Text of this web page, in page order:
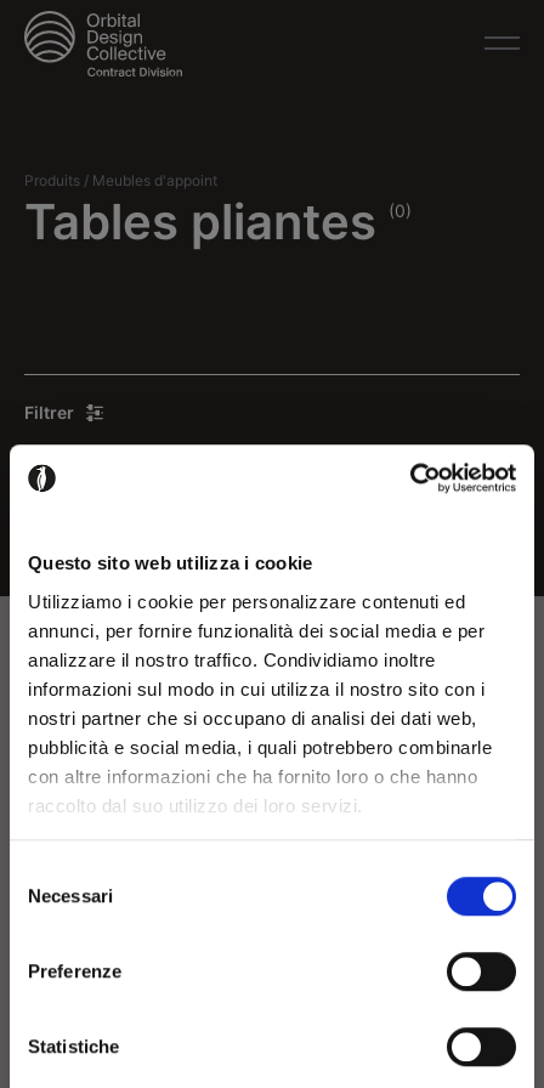
Questo sito web utilizza i cookie
Utilizziamo i cookie per personalizzare contenuti ed
annunci, per fornire funzionalità dei social media e per
analizzare il nostro traffico. Condividiamo inoltre
informazioni sul modo in cui utilizza il nostro sito con i
nostri partner che si occupano di analisi dei dati web,
pubblicità e social media, i quali potrebbero combinarle
con altre informazioni che ha fornito loro o che hanno
raccolto dal suo utilizzo dei loro servizi.
delNecessari
Preferenze
Statistiche
Bienvenue!
Il semble que tu surfes dans
un autre pays que ta
le pays ou la région où tu te
pertinentes sur les produits
Produits / Meubles d'appoint
Tables pliantes (0)
Filtrer
Browse